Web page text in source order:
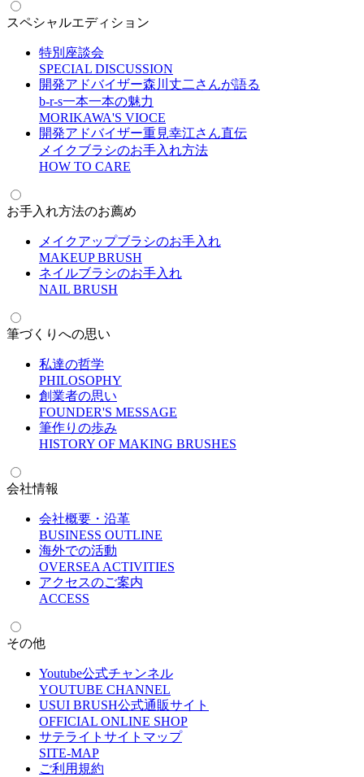
スペシャルエディション
特別座談会
SPECIAL DISCUSSION
開発アドバイザー森川丈二さんが語る
b-r-s一本一本の魅力
MORIKAWA'S VIOCE
開発アドバイザー重見幸江さん直伝
メイクブラシのお手入れ方法
HOW TO CARE
お手入れ方法のお薦め
メイクアップブラシのお手入れ
MAKEUP BRUSH
ネイルブラシのお手入れ
NAIL BRUSH
筆づくりへの思い
私達の哲学
PHILOSOPHY
創業者の思い
FOUNDER'S MESSAGE
筆作りの歩み
HISTORY OF MAKING BRUSHES
会社情報
会社概要・沿革
BUSINESS OUTLINE
海外での活動
OVERSEA ACTIVITIES
アクセスのご案内
ACCESS
その他
Youtube公式チャンネル
YOUTUBE CHANNEL
USUI BRUSH公式通販サイト
OFFICIAL ONLINE SHOP
サテライトサイトマップ
SITE-MAP
ご利用規約